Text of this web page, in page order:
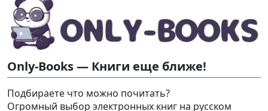
Only-Books — Книги еще ближе!
Подбираете что можно почитать?
Огромный выбор электронных книг на русском